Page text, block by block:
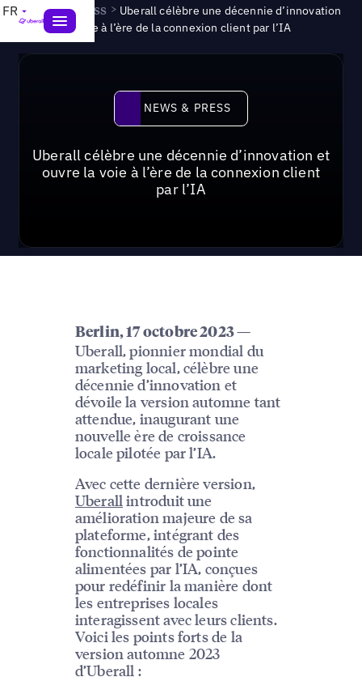
FR News & Press > Uberall célèbre une décennie d’innovation
et ouvre la voie à l’ère de la connexion client par l’IA
News & Press
NEWS & PRESS
Uberall célèbre une décennie d’innovation et
ouvre la voie à l’ère de la connexion client
par l’IA
Berlin, 17 octobre 2023 —
Uberall, pionnier mondial du
marketing local, célèbre une
décennie d’innovation et
dévoile la version automne tant
attendue, inaugurant une
nouvelle ère de croissance
locale pilotée par l’IA.
Avec cette dernière version,
Uberall introduit une
amélioration majeure de sa
plateforme, intégrant des
fonctionnalités de pointe
alimentées par l’IA, conçues
pour redéfinir la manière dont
les entreprises locales
interagissent avec leurs clients.
Voici les points forts de la
version automne 2023
d’Uberall :